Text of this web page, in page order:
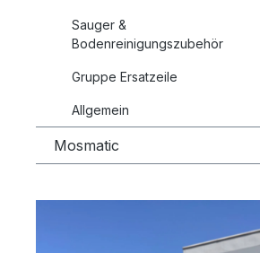
Sauger &
Bodenreinigungszubehör
Gruppe Ersatzeile
Allgemein
Mosmatic